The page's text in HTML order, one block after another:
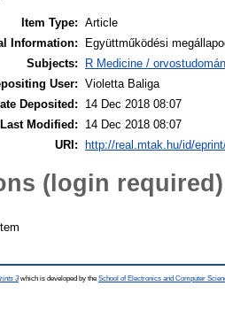
Item Type: Article
Information:
Együttműködési
Subjects:
R Medicine /
User: Violetta Baliga
Deposited:
14 Dec 2018 08:07
Last Modified:
14 Dec 2018 08:07
URI:
http://real.mtak.hu/id/
(login required)
3which is developed by the School of Electronics and Computer